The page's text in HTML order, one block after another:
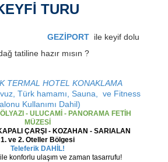
TURU
GEZİPORT ile keyif dolu
tatiline hazır mısın ?
TERMAL HOTEL KONAKLAMA
Türk hamamı, Sauna, ve Fitness
Kullanımı Dahil)
- ULUCAMİ - PANORAMA FETİH
MÜZESİ
ÇARŞI - KOZAHAN - SARIALAN
1. ve 2. Oteller Bölgesi
Teleferik DAHİL!
konforlu ulaşım ve zaman tasarrufu!